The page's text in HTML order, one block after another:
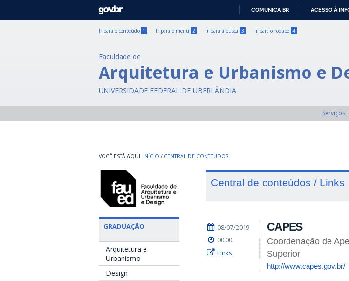
GOVBR
COMUNICA BR ACESSO À
Ir para o conteúdo 1 Ir para o menu 2 Ir para a busca 3 Ir para o rodapé 4
Faculdade de
Arquitetura e Urbanismo e
UNIVERSIDADE FEDERAL DE UBERLÂNDIA
Serviços
INÍCIO / CENTRAL DE CONTEUDOS
GRADUAÇÃO
Arquitetura e
Urbanismo
Design
Central de conteúdos / Links
08/07/2019
00:00
Links
CAPES
Coordenação de
Superior
http://www.capes.gov.br/